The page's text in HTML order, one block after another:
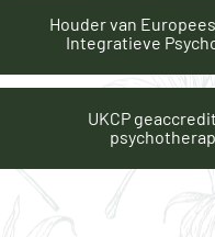
Houder van
Integratieve
UKCP